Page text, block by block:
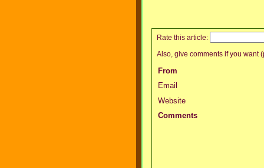
Rate this article:
Also, give comments if you want
From
Email
Website
Comments